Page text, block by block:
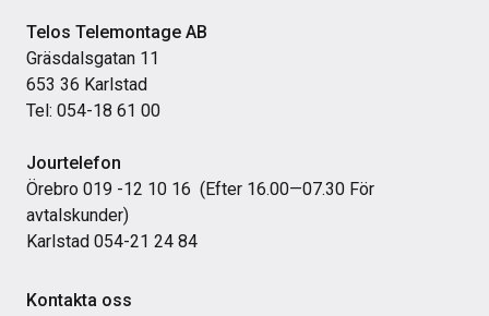
Telos Telemontage AB
Gräsdalsgatan 11
653 36 Karlstad
Tel: 054-18 61 00
Jourtelefon
Örebro 019 -12 10 16 (Efter 16.00—07.30 För
avtalskunder)
Karlstad 054-21 24 84
Kontakta oss